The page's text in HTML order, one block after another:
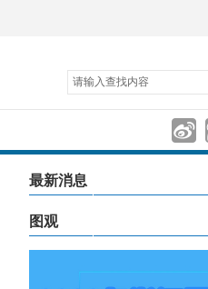
请输入查找内容
最新消息
图观